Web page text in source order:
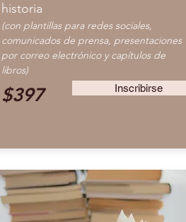
historia
(con plantillas para redes sociales,
comunicados de prensa, presentaciones
por correo electrónico y capítulos de
libros)
$397 Inscribirse